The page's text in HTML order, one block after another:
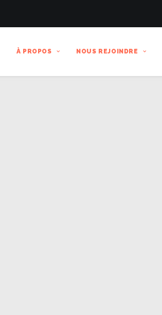
À PROPOS NOUS REJOINDRE